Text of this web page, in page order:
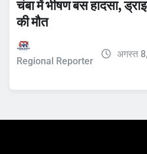
चंबा में भीषण बस हादसा,
की मौत
Regional Reporter
अगस्त